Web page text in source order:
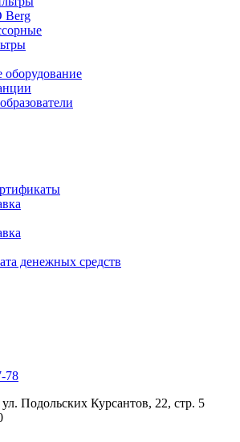
Berg
оборудование
денежных средств
78
Подольских Курсантов, 22, стр. 5